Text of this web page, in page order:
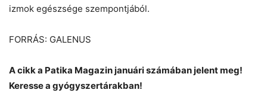
izmok egészsége szempontjából.
FORRÁS: GALENUS
A cikk a Patika Magazin januári számában jelent meg!
Keresse a gyógyszertárakban!